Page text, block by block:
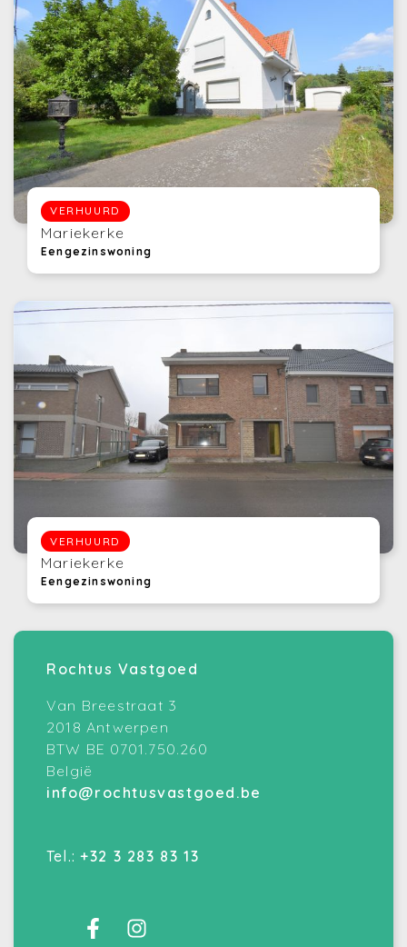
VERHUURD
Mariekerke
Eengezinswoning
VERHUURD
Mariekerke
Eengezinswoning
Rochtus Vastgoed
Van Breestraat 3
2018 Antwerpen
BTW BE 0701.750.260
België
info@rochtusvastgoed.be
Tel.: +32 3 283 83 13